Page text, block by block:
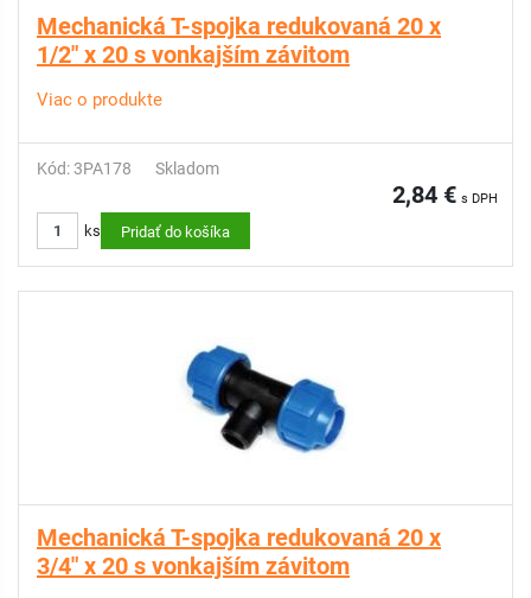
Mechanická T-spojka redukovaná 20 x
1/2" x 20 s vonkajším závitom
Viac o produkte
Kód: 3PA178 Skladom
2,84 € s DPH
ks Pridať do košíka
Mechanická T-spojka redukovaná 20 x
3/4" x 20 s vonkajším závitom